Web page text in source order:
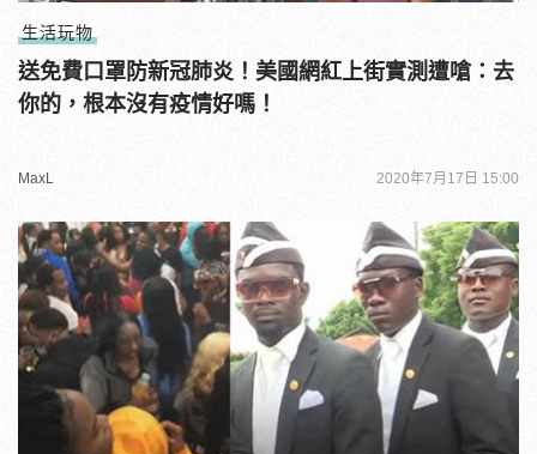
生活玩物
送免費口罩防新冠肺炎！美國網紅上街實測遭嗆：去
你的，根本沒有疫情好嗎！
MaxL 2020年7月17日 15:00